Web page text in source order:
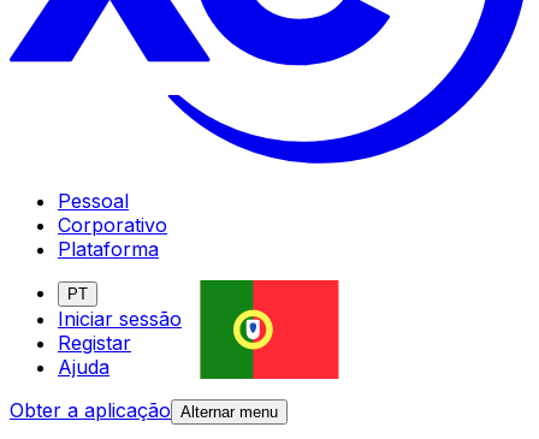
Pessoal
Corporativo
Plataforma
PT
Iniciar sessão
Registar
Ajuda
Obter a aplicação Alternar menu